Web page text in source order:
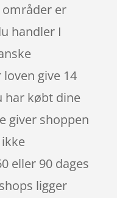
er
handler I
give 14
har købt dine
giver shoppen
eller 90 dages
ligger